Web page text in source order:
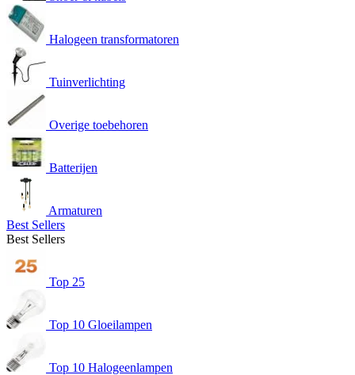
Halogeen transformatoren
Tuinverlichting
Overige toebehoren
Batterijen
Armaturen
Best Sellers
Best Sellers
Top 25
Top 10 Gloeilampen
Top 10 Halogeenlampen